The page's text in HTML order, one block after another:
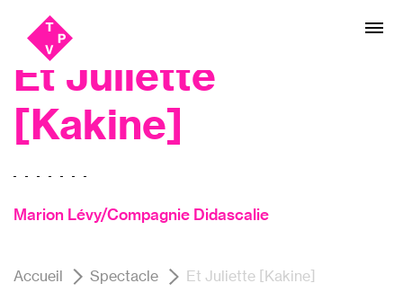
Aller
au
menu
Aller au
contenu
danse
Et Juliette
[Kakine]
Marion Lévy/Compagnie Didascalie
Accueil Spectacle Et Juliette [Kakine]